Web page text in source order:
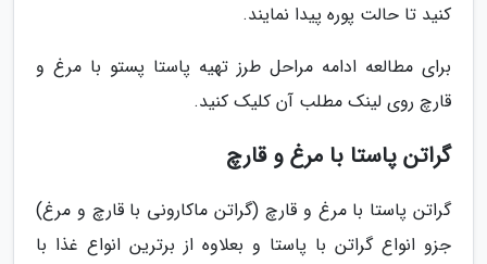
کنید تا حالت پوره پیدا نمایند.
برای مطالعه ادامه مراحل طرز تهیه پاستا پستو با مرغ و
قارچ روی لینک مطلب آن کلیک کنید.
گراتن پاستا با مرغ و قارچ
گراتن پاستا با مرغ و قارچ (گراتن ماکارونی با قارچ و مرغ)
جزو انواع گراتن با پاستا و بعلاوه از برترین انواع غذا با